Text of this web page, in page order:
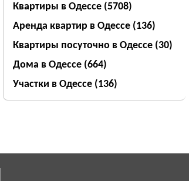
Квартиры в Одессе (5708)
Аренда квартир в Одессе (136)
Квартиры посуточно в Одессе (30)
Дома в Одессе (664)
Участки в Одессе (136)